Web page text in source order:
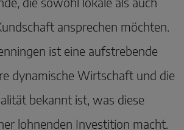
ansprechen möchten.
ist eine aufstrebende
dynamische Wirtschaft und die
bekannt ist, was diese
lohnenden Investition macht.